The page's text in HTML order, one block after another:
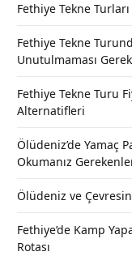
Fethiye Tekne
Fethiye Tekne
Unutulmaması
Fethiye Tekne Turu
Alternatifleri
Ölüdeniz’de Yamaç
Okumanız
Ölüdeniz ve
Fethiye’de Kamp
Rotası